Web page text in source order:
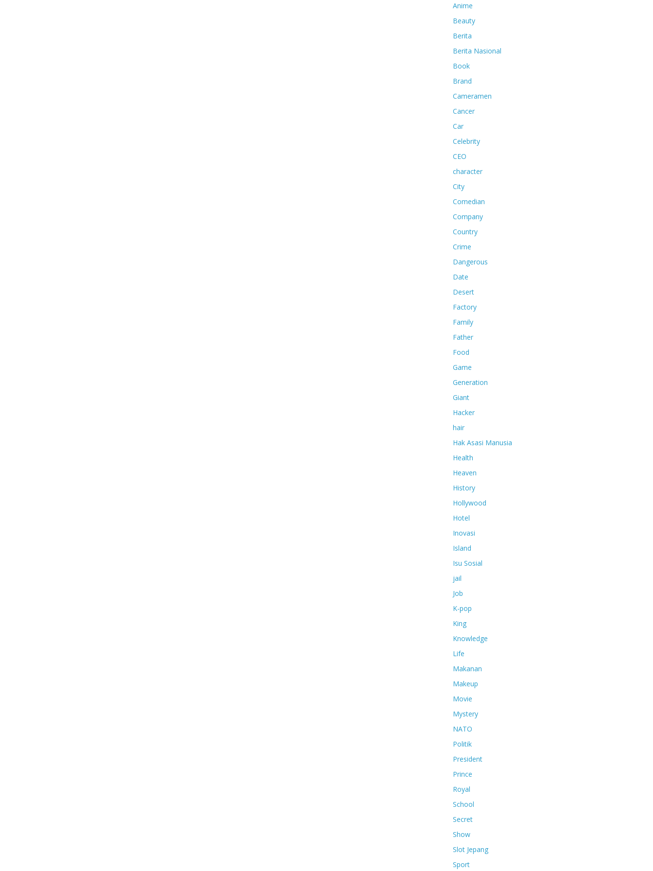
Anime
Beauty
Berita
Berita Nasional
Book
Brand
Cameramen
Cancer
Car
Celebrity
CEO
character
City
Comedian
Company
Country
Crime
Dangerous
Date
Desert
Factory
Family
Father
Food
Game
Generation
Giant
Hacker
hair
Hak Asasi Manusia
Health
Heaven
History
Hollywood
Hotel
Inovasi
Island
Isu Sosial
jail
Job
K-pop
King
Knowledge
Life
Makanan
Makeup
Movie
Mystery
NATO
Politik
President
Prince
Royal
School
Secret
Show
Slot Jepang
Sport